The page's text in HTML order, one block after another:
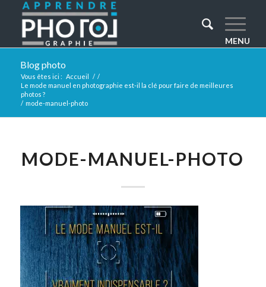
Blog photo
Vous êtes ici : Accueil / /
Le mode manuel en photographie est-il la clé pour faire de meilleures
photos ?
/ mode-manuel-photo
MODE-MANUEL-PHOTO